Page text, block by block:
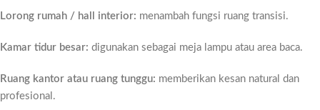
Lorong rumah / hall interior: menambah fungsi ruang transisi.
Kamar tidur besar: digunakan sebagai meja lampu atau area baca.
Ruang kantor atau ruang tunggu: memberikan kesan natural dan
profesional.